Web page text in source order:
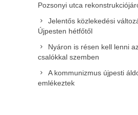
Pozsonyi utca
Jelentős közlekedési
Újpesten hétfőtől
Nyáron is résen kell lenni
csalókkal szemben
A kommunizmus újpesti
emlékeztek